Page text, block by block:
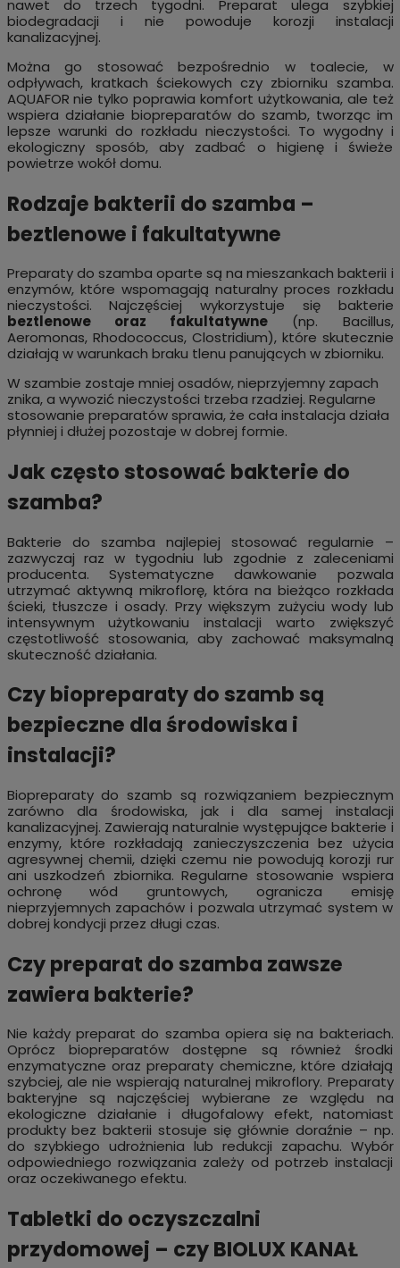
nawet do trzech tygodni. Preparat ulega szybkiej
biodegradacji i nie powoduje korozji instalacji
kanalizacyjnej.
Można go stosować bezpośrednio w toalecie, w
odpływach, kratkach ściekowych czy zbiorniku szamba.
AQUAFOR nie tylko poprawia komfort użytkowania, ale też
wspiera działanie biopreparatów do szamb, tworząc im
lepsze warunki do rozkładu nieczystości. To wygodny i
ekologiczny sposób, aby zadbać o higienę i świeże
powietrze wokół domu.
Rodzaje bakterii do szamba –
beztlenowe i fakultatywne
Preparaty do szamba oparte są na mieszankach bakterii i
enzymów, które wspomagają naturalny proces rozkładu
nieczystości. Najczęściej wykorzystuje się bakterie
beztlenowe oraz fakultatywne (np. Bacillus,
Aeromonas, Rhodococcus, Clostridium), które skutecznie
działają w warunkach braku tlenu panujących w zbiorniku.
W szambie zostaje mniej osadów, nieprzyjemny zapach
znika, a wywozić nieczystości trzeba rzadziej. Regularne
stosowanie preparatów sprawia, że cała instalacja działa
płynniej i dłużej pozostaje w dobrej formie.
Jak często stosować bakterie do
szamba?
Bakterie do szamba najlepiej stosować regularnie –
zazwyczaj raz w tygodniu lub zgodnie z zaleceniami
producenta. Systematyczne dawkowanie pozwala
utrzymać aktywną mikroflorę, która na bieżąco rozkłada
ścieki, tłuszcze i osady. Przy większym zużyciu wody lub
intensywnym użytkowaniu instalacji warto zwiększyć
częstotliwość stosowania, aby zachować maksymalną
skuteczność działania.
Czy biopreparaty do szamb są
bezpieczne dla środowiska i
instalacji?
Biopreparaty do szamb są rozwiązaniem bezpiecznym
zarówno dla środowiska, jak i dla samej instalacji
kanalizacyjnej. Zawierają naturalnie występujące bakterie i
enzymy, które rozkładają zanieczyszczenia bez użycia
agresywnej chemii, dzięki czemu nie powodują korozji rur
ani uszkodzeń zbiornika. Regularne stosowanie wspiera
ochronę wód gruntowych, ogranicza emisję
nieprzyjemnych zapachów i pozwala utrzymać system w
dobrej kondycji przez długi czas.
Czy preparat do szamba zawsze
zawiera bakterie?
Nie każdy preparat do szamba opiera się na bakteriach.
Oprócz biopreparatów dostępne są również środki
enzymatyczne oraz preparaty chemiczne, które działają
szybciej, ale nie wspierają naturalnej mikroflory. Preparaty
bakteryjne są najczęściej wybierane ze względu na
ekologiczne działanie i długofalowy efekt, natomiast
produkty bez bakterii stosuje się głównie doraźnie – np.
do szybkiego udrożnienia lub redukcji zapachu. Wybór
odpowiedniego rozwiązania zależy od potrzeb instalacji
oraz oczekiwanego efektu.
Tabletki do oczyszczalni
przydomowej – czy BIOLUX KANAŁ